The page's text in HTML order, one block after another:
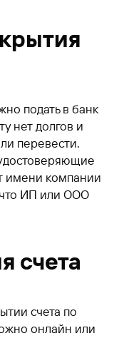
подать в банк
нет долгов и
перевести.
имени компании
ИП или ООО
счета
счета по
онлайн или